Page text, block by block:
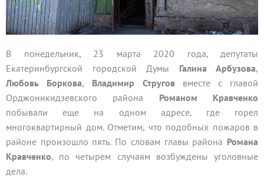
В понедельник, 23 марта 2020 года, депутаты
Екатеринбургской городской Думы Галина Арбузова,
Любовь Боркова, Владимир Стругов вместе с главой
Орджоникидзевского района Романом Кравченко
побывали еще на одном адресе, где горел
многоквартирный дом. Отметим, что подобных пожаров в
районе произошло пять. По словам главы района Романа
Кравченко, по четырем случаям возбуждены уголовные
дела.